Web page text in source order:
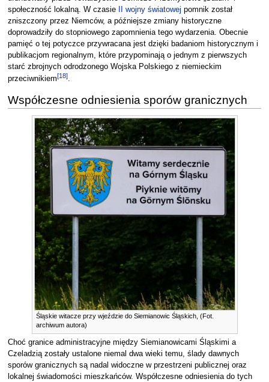
społeczność lokalną. W czasie
II wojny światowej pomnik został
zniszczony przez Niemców, a późniejsze zmiany historyczne
doprowadziły do stopniowego zapomnienia tego wydarzenia. Obecnie
pamięć o tej potyczce przywracana jest dzięki badaniom historycznym i
publikacjom regionalnym, które przypominają o jednym z pierwszych
starć zbrojnych odrodzonego Wojska Polskiego z niemieckim
przeciwnikiem[18].
Współczesne odniesienia sporów granicznych
Śląskie witacze przy wjeździe do Siemianowic Śląskich, (Fot.
archiwum autora)
Choć granice administracyjne między Siemianowicami Śląskimi a
Czeladzią zostały ustalone niemal dwa wieki temu, ślady dawnych
sporów granicznych są nadal widoczne w przestrzeni publicznej oraz
lokalnej świadomości mieszkańców. Współczesne odniesienia do tych